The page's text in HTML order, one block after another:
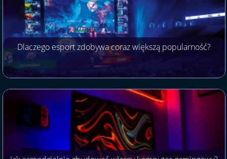
Dlaczego esport zdobywa coraz większą popularność?